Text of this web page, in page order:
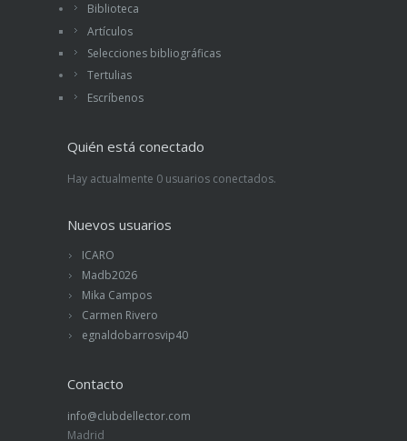
Biblioteca
Artículos
Selecciones bibliográficas
Tertulias
Escríbenos
Quién está conectado
Hay actualmente 0 usuarios conectados.
Nuevos usuarios
ICARO
Madb2026
Mika Campos
Carmen Rivero
egnaldobarrosvip40
Contacto
info@clubdellector.com
Madrid